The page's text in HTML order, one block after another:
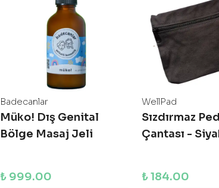
Badecanlar
Müko! Dış Genital
Bölge Masaj Jeli
₺ 999.00
WellPad
Sızdırmaz
Çantası -
₺ 184.00